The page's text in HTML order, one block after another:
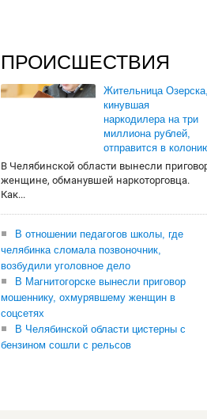
ПРОИСШЕСТВИЯ
Жительница Озерска,
кинувшая
наркодилера на три
миллиона рублей,
отправится в
В Челябинской области вынесли
женщине, обманувшей наркоторговца.
Как...
В отношении педагогов школы, где
челябинка сломала позвоночник,
возбудили уголовное дело
В Магнитогорске вынесли приговор
мошеннику, охмурявшему женщин в
соцсетях
В Челябинской области цистерны с
бензином сошли с рельсов